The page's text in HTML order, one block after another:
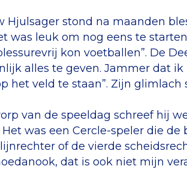
Hjulsager stond na maanden
was leuk om nog eens te
kon voetballen”. De
alles te geven. Jammer dat
het veld te staan”. Zijn glimlach
van de speeldag schreef hij
Het was een Cercle-speler die
of de vierde
dat is ook niet mijn